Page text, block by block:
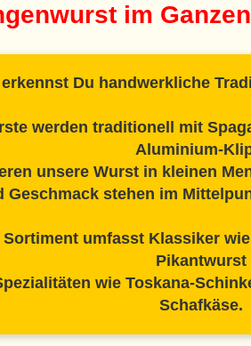
im
Du handwerkliche
werden traditionell mit
Aluminium-
unsere Wurst in kleinen
Geschmack stehen im
Sortiment umfasst Klassiker
Pikantwurst
wie Toskana-
Schafkäse.